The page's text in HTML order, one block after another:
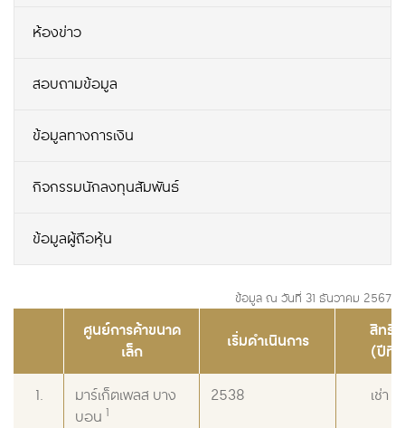
ห้องข่าว
สอบถามข้อมูล
ข้อมูลทางการเงิน
กิจกรรมนักลงทุนสัมพันธ์
ข้อมูลผู้ถือหุ้น
ข้อมูล ณ วันที่ 31 ธันวาคม 2567
ศูนย์การค้าขนาด
เล็ก
เริ่มดำเนินการ
สิทธิ
(ปีที่
1.
มาร์เก็ตเพลส บาง
บอน 1
2538 เช่า